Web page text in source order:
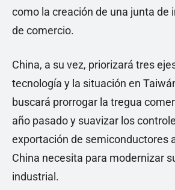
como la creación de una junta de
de comercio.
China, a su vez, priorizará tres
tecnología y la situación en
buscará prorrogar la tregua
año pasado y suavizar los
exportación de semiconductores
China necesita para modernizar
industrial.